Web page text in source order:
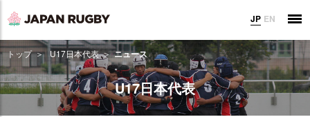
JP EN
トップ U17日本代表 ニュース
U17日本代表